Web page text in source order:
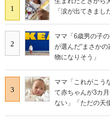
1
「涙が出てきまし
2
ママ「6歳男の子
が選んだ“まさか
物になりそう」
3
ママ「これがこう
て赤ちゃんが3カ
ない」「ただの天